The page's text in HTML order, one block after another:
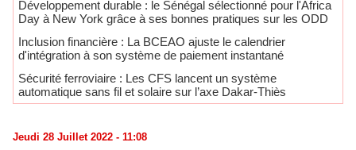
Développement durable : le Sénégal sélectionné pour l'Africa
Day à New York grâce à ses bonnes pratiques sur les ODD
​Inclusion financière : La BCEAO ajuste le calendrier
d'intégration à son système de paiement instantané
Sécurité ferroviaire : Les CFS lancent un système
automatique sans fil et solaire sur l’axe Dakar-Thiès
Jeudi 28 Juillet 2022 - 11:08